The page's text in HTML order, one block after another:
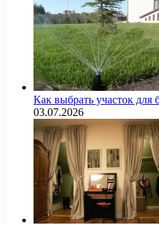
Как выбрать участок для
03.07.2026